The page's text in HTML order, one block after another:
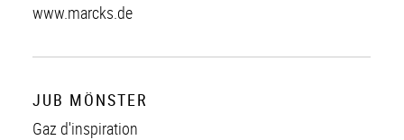
www.marcks.de
JUB MÖNSTER
Gaz d'inspiration